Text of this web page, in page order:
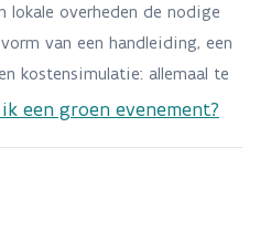
lokale overheden de nodige
van een handleiding, een
kostensimulatie: allemaal te
een groen evenement?